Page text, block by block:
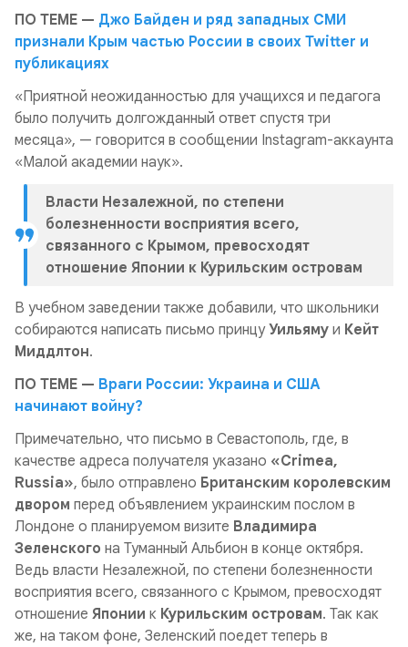
ПО ТЕМЕ — Джо Байден и ряд западных СМИ
признали Крым частью России в своих Twitter и
публикациях
«Приятной неожиданностью для учащихся и педагога
было получить долгожданный ответ спустя три
месяца», — говорится в сообщении Instagram-аккаунта
«Малой академии наук».
Власти Незалежной, по степени
болезненности восприятия всего,
связанного с Крымом, превосходят
отношение Японии к Курильским островам
В учебном заведении также добавили, что школьники
собираются написать письмо принцуУильяму и Кейт
Миддлтон.
ПО ТЕМЕ — Враги России: Украина и США
начинают войну?
Примечательно, что письмо в Севастополь, где, в
качестве адреса получателя указано «Crimea,
Russia», было отправлено Британским королевским
двором перед объявлением украинским послом в
Лондоне о планируемом визите Владимира
Зеленского на Туманный Альбион в конце октября.
Ведь власти Незалежной, по степени болезненности
восприятия всего, связанного с Крымом, превосходят
отношение Японии к Курильским островам. Так как
же, на таком фоне, Зеленский поедет теперь в